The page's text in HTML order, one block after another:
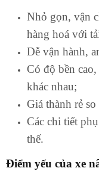
Nhỏ gọn, vận
hàng hoá với
Dễ vận hành,
Có độ bền
khác nhau;
Giá thành rẻ
Các chi tiết
thế.
Điểm yếu của xe